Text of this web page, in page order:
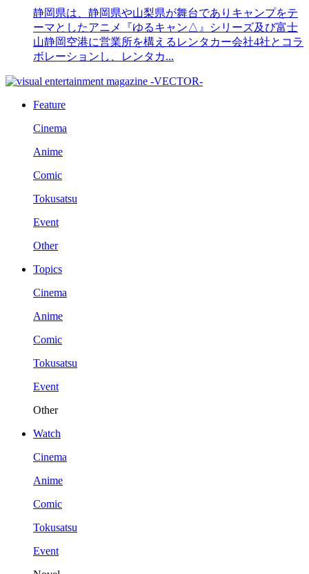
静岡県は、静岡県や山梨県が舞台でありキャンプをテ
ーマとしたアニメ『ゆるキャン△』シリーズ及び富士
山静岡空港に営業所を構えるレンタカー会社4社とコラ
ボレーションし、レンタカ...
Feature
Cinema
Anime
Comic
Tokusatsu
Event
Other
Topics
Cinema
Anime
Comic
Tokusatsu
Event
Other
Watch
Cinema
Anime
Comic
Tokusatsu
Event